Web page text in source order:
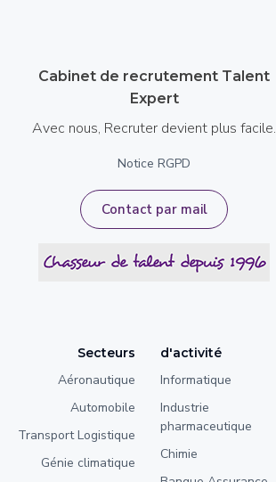
Cabinet de recrutement Talent
Expert
Avec nous, Recruter devient plus facile.
Notice RGPD
Contact par mail
Secteurs
Aéronautique
Automobile
Transport Logistique
Génie climatique
d'activité
Informatique
Industrie
pharmaceutique
Chimie